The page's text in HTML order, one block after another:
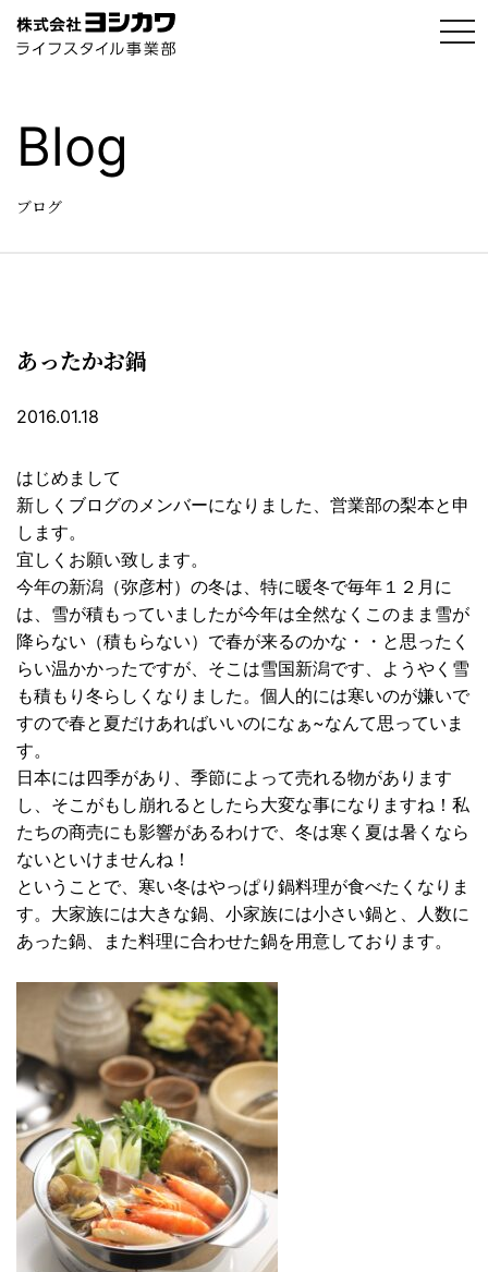
t
o
Blog
ブログ
あったかお鍋
2016.01.18
はじめまして
新しくブログのメンバーになりました、営業部の梨本と申
します。
宜しくお願い致します。
今年の新潟（弥彦村）の冬は、特に暖冬で毎年１２月に
は、雪が積もっていましたが今年は全然なくこのまま雪が
降らない（積もらない）で春が来るのかな・・と思ったく
らい温かかったですが、そこは雪国新潟です、ようやく雪
も積もり冬らしくなりました。個人的には寒いのが嫌いで
すので春と夏だけあればいいのになぁ~なんて思っていま
す。
日本には四季があり、季節によって売れる物があります
し、そこがもし崩れるとしたら大変な事になりますね！私
たちの商売にも影響があるわけで、冬は寒く夏は暑くなら
ないといけませんね！
ということで、寒い冬はやっぱり鍋料理が食べたくなりま
す。大家族には大きな鍋、小家族には小さい鍋と、人数に
あった鍋、また料理に合わせた鍋を用意しております。